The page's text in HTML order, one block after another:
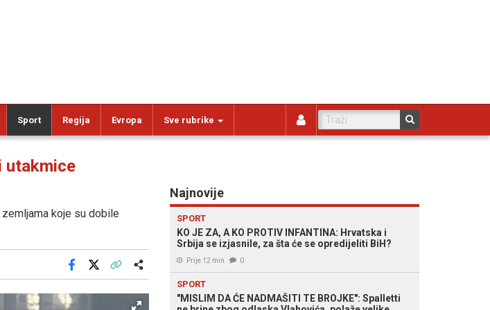
Sport Regija Evropa Sve rubrike
utakmice
koje su dobile
Facebook
Najnovije
SPORT
KO JE ZA, A KO PROTIV INFANTINA: Hrvatska i
Srbija se izjasnile, za šta će se opredijeliti BiH?
Prije 12 min 0
SPORT
"MISLIM DA ĆE NADMAŠITI TE BROJKE": Spalletti